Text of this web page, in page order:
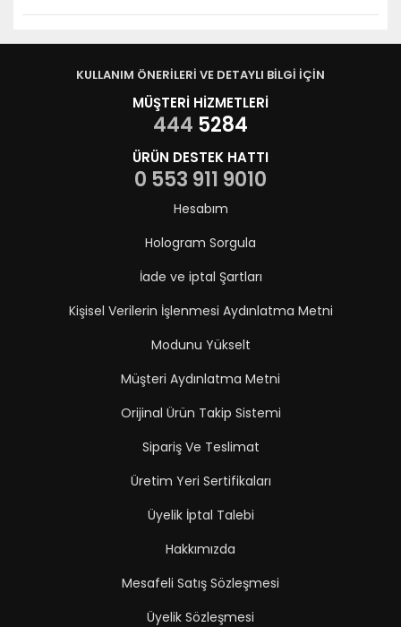
KULLANIM ÖNERİLERİ VE DETAYLI BİLGİ İÇİN
MÜŞTERİ HİZMETLERİ
444 5284
ÜRÜN DESTEK HATTI
0 553 911 9010
Hesabım
Hologram Sorgula
İade ve iptal Şartları
Kişisel Verilerin İşlenmesi Aydınlatma Metni
Modunu Yükselt
Müşteri Aydınlatma Metni
Orijinal Ürün Takip Sistemi
Sipariş Ve Teslimat
Üretim Yeri Sertifikaları
Üyelik İptal Talebi
Hakkımızda
Mesafeli Satış Sözleşmesi
Üyelik Sözleşmesi